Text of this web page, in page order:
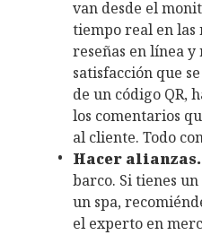
van desde el
tiempo real en las
reseñas en línea
satisfacción que
de un código QR,
los comentarios
al cliente. Todo
Hacer alianzas.
barco. Si tienes
un spa,
el experto en